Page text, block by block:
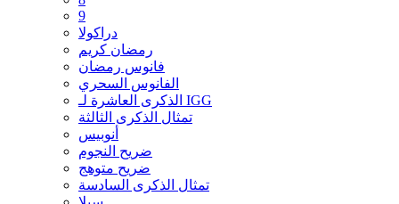
9
دراكولا
رمضان كريم
فانوس رمضان
الفانوس السحري
الذكرى العاشرة لـ IGG
تمثال الذكرى الثالثة
أنوبيس
ضريح النجوم
ضريح متوهج
تمثال الذكرى السادسة